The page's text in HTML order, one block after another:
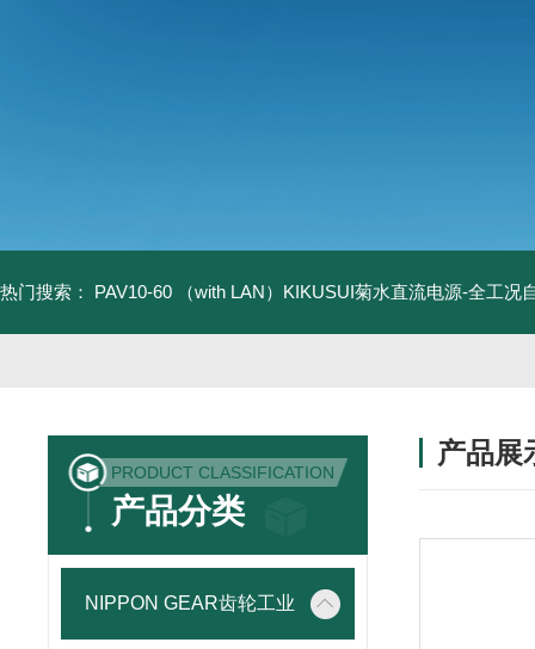
热门搜索： PAV10-60 （with LAN）KIKUSUI菊水直流电源-全工况
PRODUCT CLASSIFICATION
产品分类
NIPPON GEAR齿轮工业
产品展